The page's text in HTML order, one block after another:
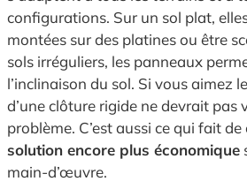
configurations. Sur un sol plat,
montées sur des platines ou être
sols irréguliers, les panneaux
l’inclinaison du sol. Si vous aimez
d’une clôture rigide ne devrait pas
problème. C’est aussi ce qui fait
solution encore plus économique
main-d’œuvre.